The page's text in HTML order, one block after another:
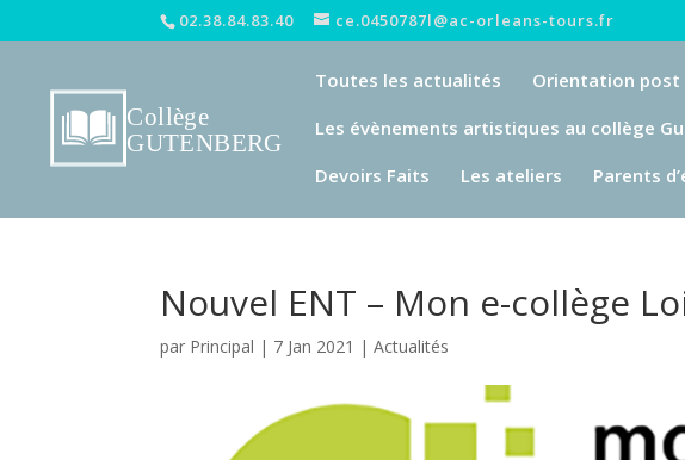
02.38.84.83.40 ce.0450787l@ac-orleans-tours.fr
Toutes les actualités Orientation post
Les évènements artistiques au collège
Devoirs Faits
Les ateliers Parents
Nouvel ENT – Mon e-collège
par Principal | 7 Jan 2021 |Actualités